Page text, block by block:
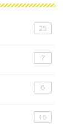
25
7
6
16